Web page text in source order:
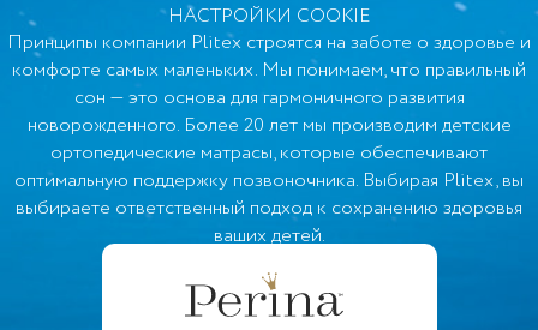
НАСТРОЙКИ COOKIE
Принципы компании Plitex строятся на заботе о здоровье и
комфорте самых маленьких. Мы понимаем, что правильный
сон — это основа для гармоничного развития
новорожденного. Более 20 лет мы производим детские
ортопедические матрасы, которые обеспечивают
оптимальную поддержку позвоночника. Выбирая Plitex, вы
выбираете ответственный подход к сохранению здоровья
ваших детей.